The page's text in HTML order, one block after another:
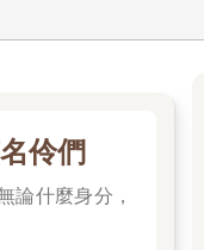
良不知怎樣才能說出
離，孤兒院開始把孤
）的飛機上。
伶們
論什麼身分，